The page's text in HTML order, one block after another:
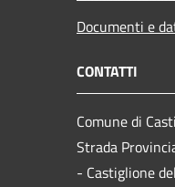
Documenti e
CONTATTI
Comune di
Strada
- Castiglione